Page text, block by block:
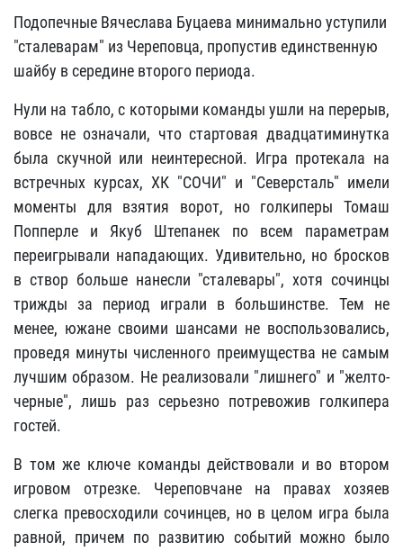
Подопечные Вячеслава Буцаева минимально уступили
"сталеварам" из Череповца, пропустив единственную
шайбу в середине второго периода.
Нули на табло, с которыми команды ушли на перерыв,
вовсе не означали, что стартовая двадцатиминутка
была скучной или неинтересной. Игра протекала на
встречных курсах, ХК "СОЧИ" и "Северсталь" имели
моменты для взятия ворот, но голкиперы Томаш
Попперле и Якуб Штепанек по всем параметрам
переигрывали нападающих. Удивительно, но бросков
в створ больше нанесли "сталевары", хотя сочинцы
трижды за период играли в большинстве. Тем не
менее, южане своими шансами не воспользовались,
проведя минуты численного преимущества не самым
лучшим образом. Не реализовали "лишнего" и "желто-
черные", лишь раз серьезно потревожив голкипера
гостей.
В том же ключе команды действовали и во втором
игровом отрезке. Череповчане на правах хозяев
слегка превосходили сочинцев, но в целом игра была
равной, причем по развитию событий можно было